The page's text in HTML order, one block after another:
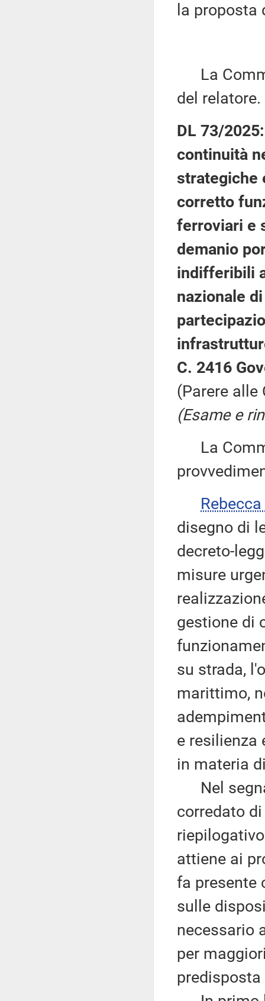
la proposta
La
del relatore.
DL 73/
continuità
strategiche
corretto
ferroviari e
demanio
indifferibili
nazionale
C. 2416
(Parere alle
(Esame e
La
disegno di
decreto-
misure
gestione di
su strada,
marittimo,
e resilienza
in materia
Nel
corredato
attiene ai
fa presente
sulle
necessario
per